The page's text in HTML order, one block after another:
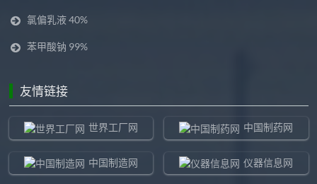
氯偏乳液 40%
苯甲酸钠 99%
友情链接
世界工厂网 中国制药网
中国制造网 仪器信息网